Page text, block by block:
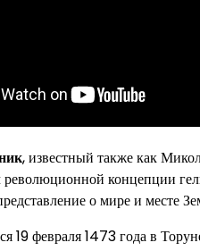
, известный также как
концепции
о мире и месте
19 февраля 1473 года в